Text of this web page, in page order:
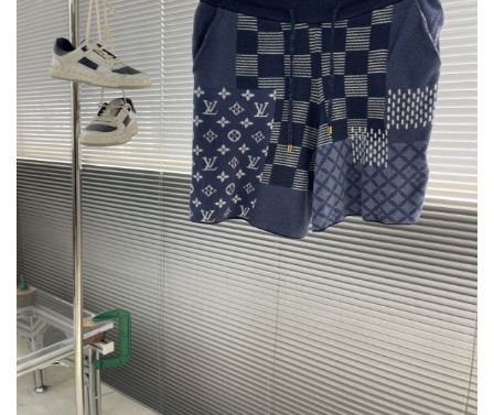
登
録
ー
ダ
ー
管
お
知
ら
せ
yoyocopys@gmail.com
2026人気特集
バッグ
財布
時計
服
ズボン
衣装セット
靴
住まい用品
アクセサリー
ベルト
スカーフ
アイフォーンケ
ース
小物
最
新
製
品
📢 2026春の新作続々更新中！期間中のご注文でお得な割引をご利用いただ
新作入荷！ルイ・ヴィトンスーパーコピー バッグ最新モデルが登場。